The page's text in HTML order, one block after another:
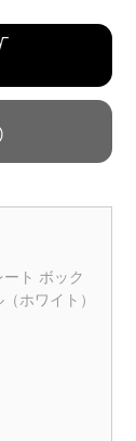
ト ボック
ホワイト）